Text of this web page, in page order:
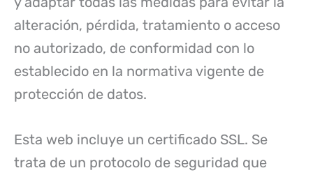
alteración, pérdida, tratamiento o acceso
no autorizado, de conformidad con lo
establecido en la normativa vigente de
protección de datos.
Esta web incluye un certificado SSL. Se
trata de un protocolo de seguridad que